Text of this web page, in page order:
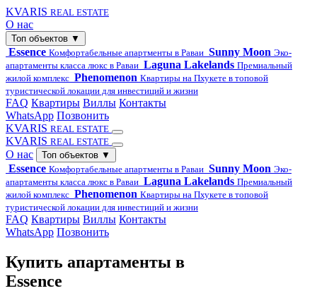
KVARIS REAL ESTATE
О нас
Топ объектов ▼
Essence Комфортабельные апартменты в Раваи Sunny Moon Эко-
апартаменты класса люкс в Раваи Laguna Lakelands Премиальный
жилой комплекс Phenomenon Квартиры на Пхукете в топовой
туристической локации для инвестиций и жизни
FAQ Квартиры Виллы Контакты
WhatsApp Позвонить
KVARIS REAL ESTATE
KVARIS REAL ESTATE
О нас Топ объектов ▼
Essence Комфортабельные апартменты в Раваи Sunny Moon Эко-
апартаменты класса люкс в Раваи Laguna Lakelands Премиальный
жилой комплекс Phenomenon Квартиры на Пхукете в топовой
туристической локации для инвестиций и жизни
FAQ Квартиры Виллы Контакты
WhatsApp Позвонить
Купить апартаменты в
Essence